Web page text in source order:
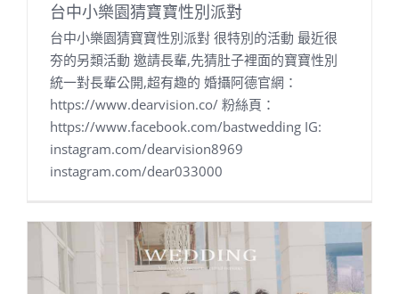
台中小樂園猜寶寶性別派對
台中小樂園猜寶寶性別派對 很特別的活動 最近很
夯的另類活動 邀請長輩,先猜肚子裡面的寶寶性別
統一對長輩公開,超有趣的 婚攝阿德官網：
https://www.dearvision.co/ 粉絲頁：
https://www.facebook.com/bastwedding IG:
instagram.com/dearvision8969
instagram.com/dear033000